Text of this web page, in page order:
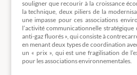
souligner que recourir à la croissance
la technique, deux piliers de la
une impasse pour ces associations
l’activité communicationnelle
anti-gaz fluorés », qui consiste à
en menant deux types de coordination
un « prix », qui est une fragilisation de
pour les associations environnementales.